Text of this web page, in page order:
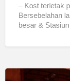
– Kost terletak
Bersebelahan
besar &